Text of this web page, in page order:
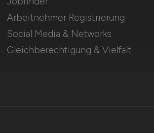
Arbeitnehmer Registrierung
Social Media & Networks
Gleichberechtigung & Vielfalt